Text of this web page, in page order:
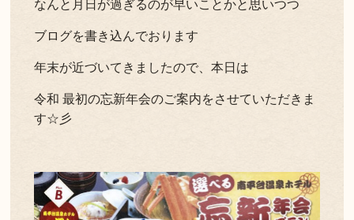
よくある質問 お問い合わせ
新着情報
LANGUAGE
なんと月日が過ぎるのが早いことかと思いつつ
ブログを書き込んでおります
年末が近づいてきましたので、本日は
令和 最初の忘新年会のご案内をさせていただきま
す☆彡